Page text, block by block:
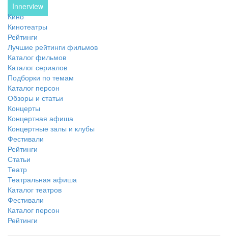
Innerview
Кино
Кинотеатры
Рейтинги
Лучшие рейтинги фильмов
Каталог фильмов
Каталог сериалов
Подборки по темам
Каталог персон
Обзоры и статьи
Концерты
Концертная афиша
Концертные залы и клубы
Фестивали
Рейтинги
Статьи
Театр
Театральная афиша
Каталог театров
Фестивали
Каталог персон
Рейтинги